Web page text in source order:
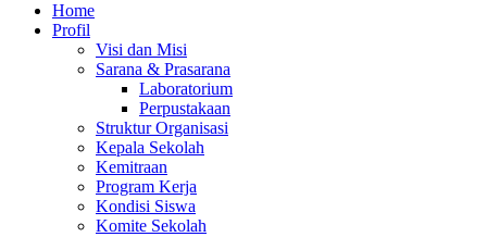
Home
Profil
Visi dan Misi
Sarana & Prasarana
Laboratorium
Perpustakaan
Struktur Organisasi
Kepala Sekolah
Kemitraan
Program Kerja
Kondisi Siswa
Komite Sekolah